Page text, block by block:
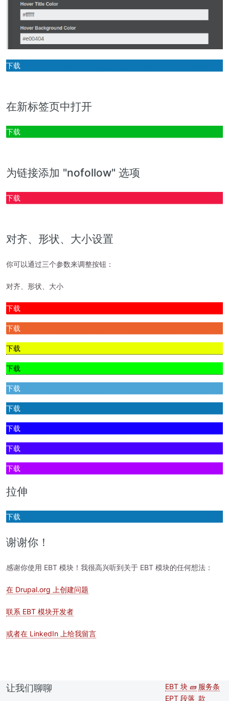
下载
在新标签页中打开
下载
为链接添加 "nofollow" 选项
下载
对齐、形状、大小设置
你可以通过三个参数来调整按钮：
对齐、形状、大小
下载
下载
下载
下载
下载
下载
下载
下载
下载
拉伸
下载
谢谢你！
感谢你使用 EBT 模块！我很高兴听到关于 EBT 模块的任何想法：
在 Drupal.org 上创建问题
联系 EBT 模块开发者
或者在 LinkedIn 上给我留言
让我们聊聊
Second
EBT 块 🧱
EPT 段落
服务条
款